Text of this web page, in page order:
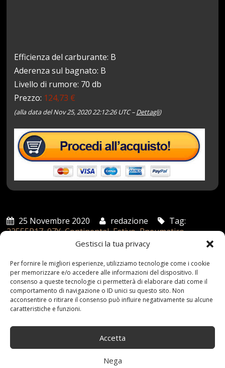
Gestisci la tua privacy
Per fornire le migliori esperienze, utilizziamo tecnologie come i cookie
per memorizzare e/o accedere alle informazioni del dispositivo. Il
consenso a queste tecnologie ci permetterà di elaborare dati come il
comportamento di navigazione o ID unici su questo sito. Non
acconsentire o ritirare il consenso può influire negativamente su alcune
caratteristiche e funzioni.
Accetta
Nega
Efficienza del carburante: B
Aderenza sul bagnato: B
Livello di rumore: 70 db
Prezzo: 124,73 €
(alla data del Nov 25, 2020 22:12:26 UTC –Dettagli)
25 Novembre 2020 redazione
Tag:
22555R17,97Y,Continental,Estivo,Pneumatico,
Categories: Shop
Articoli recenti
Assicurazione auto e sostituzione lunotto: le cose
Range Rover: un’icona tra i luxury SUV
25 Novembre,2024